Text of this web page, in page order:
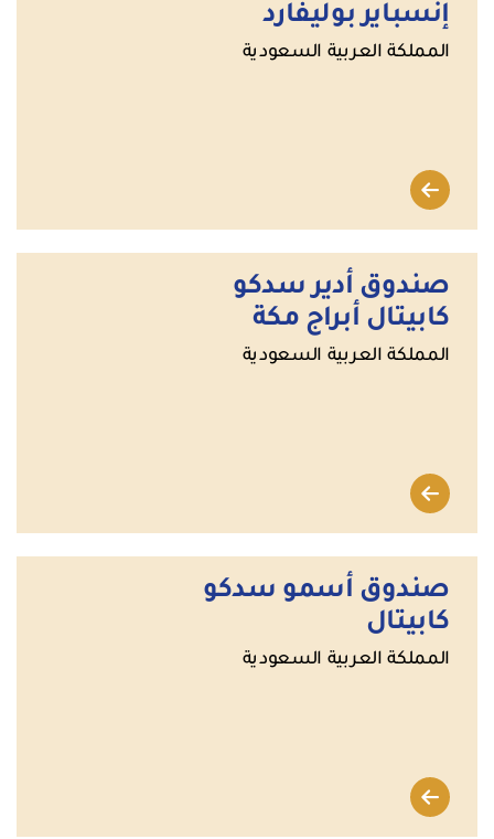
إنسباير بوليفارد
المملكة العربية السعودية
صندوق أدير سدكو
كابيتال أبراج مكة
المملكة العربية السعودية
صندوق أسمو سدكو
كابيتال
المملكة العربية السعودية